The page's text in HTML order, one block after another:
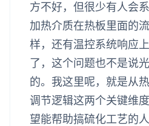
方不好，但很少有人会
加热介质在热板里面的
样，还有温控系统响应
了，这个问题也不是说
的。我这里呢，就是从
调节逻辑这两个关键维
望能帮助搞硫化工艺的